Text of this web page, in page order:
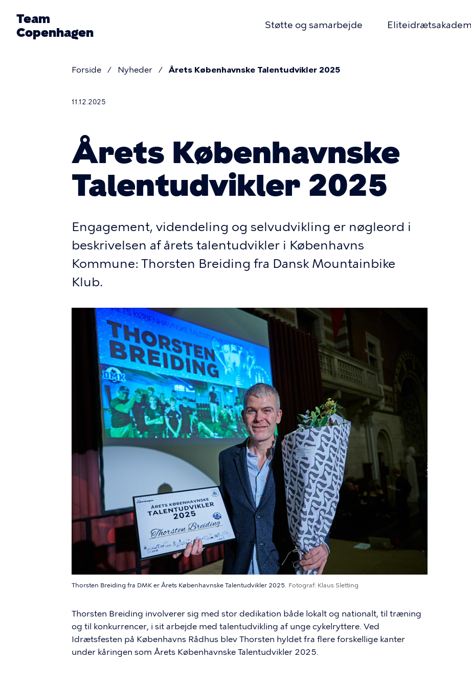
hovedindhold
Team
Copenhagen
Primær
Støtte og samarbejde
Brødkrumme
Forside Nyheder Årets Københavnske Talentudvikler 2025
11.12.2025
Årets Københavnske
Talentudvikler 2025
Engagement, videndeling og selvudvikling er nøgleord i
beskrivelsen af årets talentudvikler i Københavns
Kommune: Thorsten Breiding fra Dansk Mountainbike
Klub.
Billede
Thorsten Breiding fra DMK er Årets Københavnske Talentudvikler 2025. Fotograf Klaus Sletting
Thorsten Breiding involverer sig med stor dedikation både lokalt og nationalt, til træning
og til konkurrencer, i sit arbejde med talentudvikling af unge cykelryttere. Ved
Idrætsfesten på Københavns Rådhus blev Thorsten hyldet fra flere forskellige kanter
under kåringen som Årets Københavnske Talentudvikler 2025.